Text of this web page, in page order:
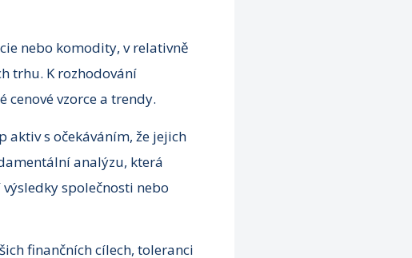
nebo komodity, v relativně
trhu. K rozhodování
vzorce a trendy.
s očekáváním, že jejich
analýzu, která
společnosti nebo
finančních cílech, toleranci